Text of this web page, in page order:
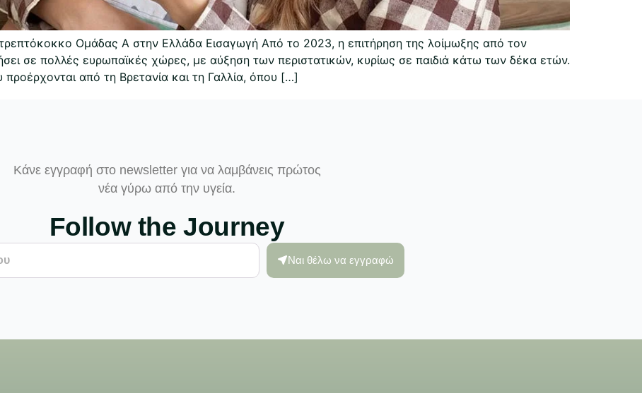
Ομάδας Α στην Ελλάδα Εισαγωγή Από το 2023, η επιτήρηση της λοίμωξης από τον
σε πολλές ευρωπαϊκές χώρες, με αύξηση των περιστατικών, κυρίως σε παιδιά κάτω των δέκα ετών.
προέρχονται από τη Βρετανία και τη Γαλλία, όπου […]
Κάνε εγγραφή στο newsletter για να λαμβάνεις πρώτος
νέα γύρω από την υγεία.
Follow the Journey
Ναι θέλω να εγγραφώ